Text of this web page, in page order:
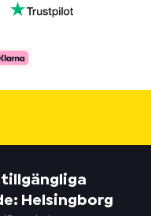
Helsingborg